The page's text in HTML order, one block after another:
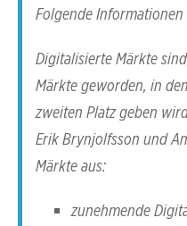
Folgende
Digitalisierte Märkte
Märkte geworden, in
zweiten Platz geben
Erik Brynjolfsson und
Märkte aus:
zunehmende